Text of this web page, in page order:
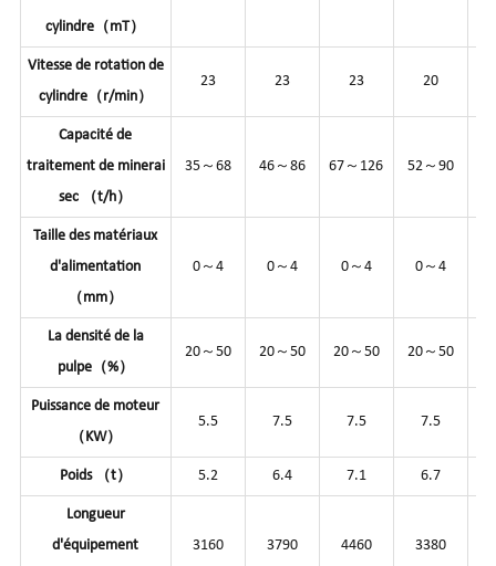
cylindre（mT）
Vitesse de rotation de
cylindre（r/min）
23 23 23 20
Capacité de
traitement de minerai
sec （t/h）
35～68 46～86 67～126 52～90
Taille des matériaux
d'alimentation
（mm）
0～4 0～4 0～4 0～4
La densité de la
pulpe（%）
20～50 20～50 20～50 20～50
Puissance de moteur
（KW）
5.5 7.5 7.5 7.5
Poids （t） 5.2 6.4 7.1 6.7
Longueur
d'équipement
3160 3790 4460 3380